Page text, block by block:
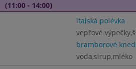
(11:00 - 14:00)
italská polévka
vepřové
bramborové
voda,sirup,mléko